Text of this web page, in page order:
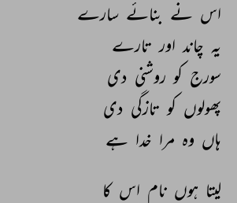
اس نے بنائے سارے
یہ چاند اور تارے
سورج کو روشنی دی
پھولوں کو تازگی دی
ہاں وہ مرا خدا ہے
لیتا ہوں نام اس کا